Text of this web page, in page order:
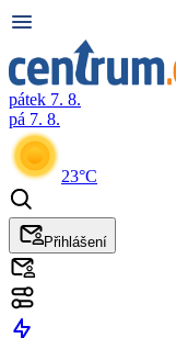
pátek 7. 8.
pá 7. 8.
23°C
Přihlášení